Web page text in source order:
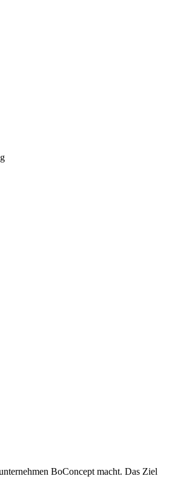
BoConcept macht. Das Ziel